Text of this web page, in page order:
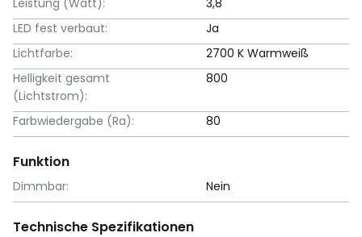
LED fest verbaut:
Ja
Lichtfarbe:
2700 K Warmweiß
Helligkeit gesamt
(Lichtstrom):
800
Farbwiedergabe (Ra): 80
Funktion
Dimmbar: Nein
Technische Spezifikationen